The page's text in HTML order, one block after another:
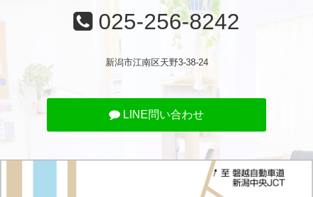
025-256-8242
新潟市江南区天野3-38-24
LINE問い合わせ